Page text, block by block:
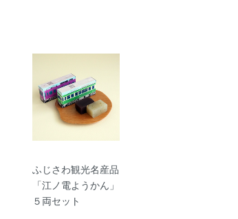
ふじさわ観光名産品
「江ノ電ようかん」
５両セット